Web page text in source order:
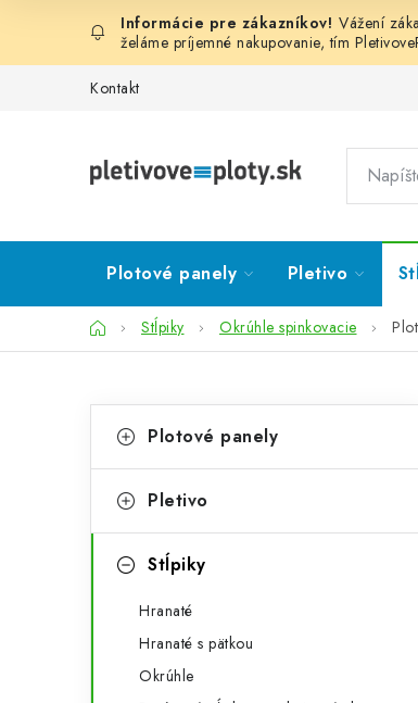
obsah
Vážení
želáme príjemné nakupovanie, tím
Kontakt
Plotové panely Pletivo
DomovStĺpiky Okrúhle spinkovacie
o
n
kategórie
a
e
Plotové panely
Pletivo
Stĺpiky
Hranaté
Hranaté s pätkou
Okrúhle